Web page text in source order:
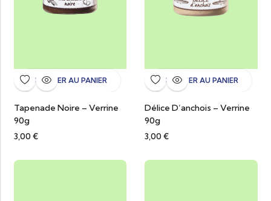
AJOUTER AU PANIER
Tapenade Noire – Verrine
90g
3,00 €
AJOUTER AU PANIER
Délice D’anchois – Verrine
90g
3,00 €